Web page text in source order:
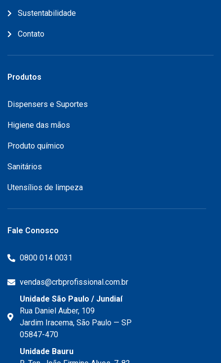
Sustentabilidade
Contato
Produtos
Dispensers e Suportes
Higiene das mãos
Produto químico
Sanitários
Utensílios de limpeza
Fale Conosco
0800 014 0031
vendas@crbprofissional.com.br
Unidade São Paulo / Jundiaí
Rua Daniel Auber, 109
Jardim Iracema, São Paulo — SP
05847-470
Unidade Bauru